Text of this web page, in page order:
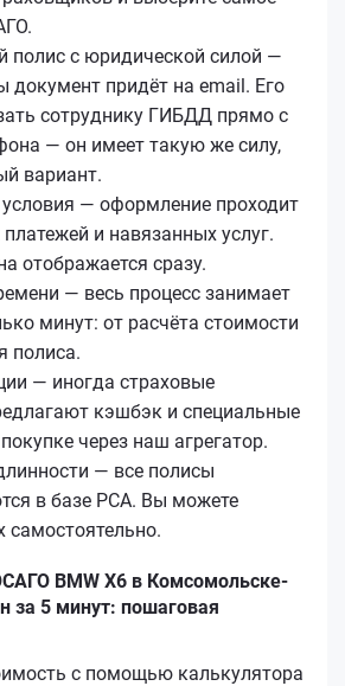
полис с юридической силой —
документ придёт на email. Его
сотруднику ГИБДД прямо с
— он имеет такую же силу,
вариант.
— оформление проходит
и навязанных услуг.
отображается сразу.
— весь процесс занимает
минут: от расчёта стоимости
полиса.
— иногда страховые
кэшбэк и специальные
через наш агрегатор.
— все полисы
в базе РСА. Вы можете
самостоятельно.
BMW X6 в Комсомольске-
за 5 минут: пошаговая
с помощью калькулятора